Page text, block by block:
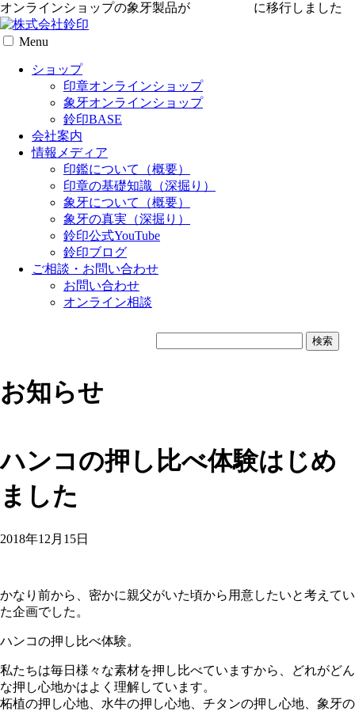
オンラインショップの象牙製品が に移行しました
Menu
ショップ
印章オンラインショップ
象牙オンラインショップ
鈴印BASE
会社案内
情報メディア
印鑑について（概要）
印章の基礎知識（深掘り）
象牙について（概要）
象牙の真実（深掘り）
鈴印公式YouTube
鈴印ブログ
ご相談・お問い合わせ
お問い合わせ
オンライン相談
お知らせ
ハンコの押し比べ体験はじめ
ました
2018年12月15日
かなり前から、密かに親父がいた頃から用意したいと考えてい
た企画でした。
ハンコの押し比べ体験。
私たちは毎日様々な素材を押し比べていますから、どれがどん
な押し心地かはよく理解しています。
柘植の押し心地、水牛の押し心地、チタンの押し心地、象牙の